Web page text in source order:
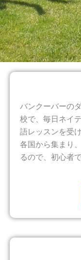
バンクーバーの
校で、毎日ネイ
語レッスンを受
各国から集まり
るので、初心者